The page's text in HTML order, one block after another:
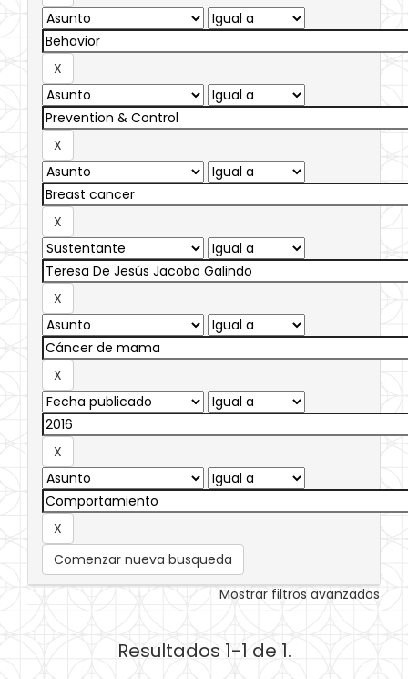
Comenzar nueva busqueda
Mostrar filtros avanzados
Resultados 1-1 de 1.